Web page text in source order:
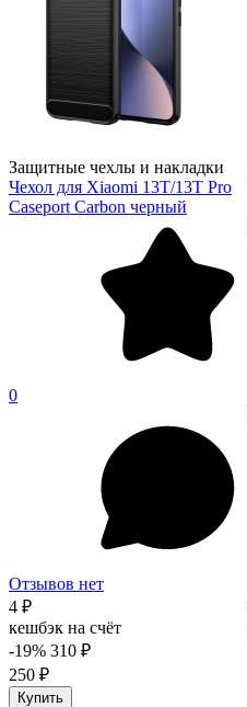
Защитные чехлы и накладки
Чехол для Xiaomi 13T/13T Pro
Caseport Carbon черный
0
Отзывов нет
4 ₽
кешбэк на счёт
-19% 310 ₽
250 ₽
Купить